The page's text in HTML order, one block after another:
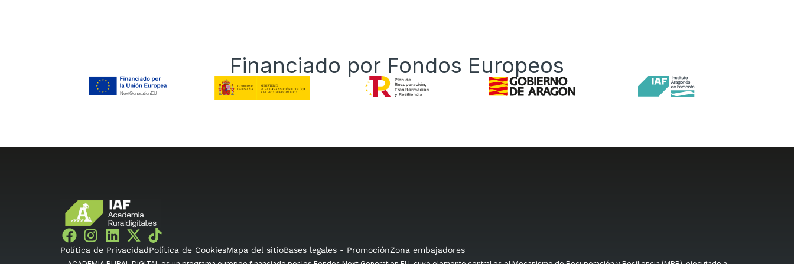
Financiado por Fondos Europeos
Política de PrivacidadPolítica de CookiesMapa del sitioBases legales - PromociónZona embajadores